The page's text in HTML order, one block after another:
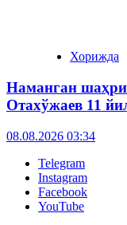
Хорижда
Наманган
Отахўжаев 11
08.08.2026 03:34
Telegram
Instagram
Facebook
YouTube